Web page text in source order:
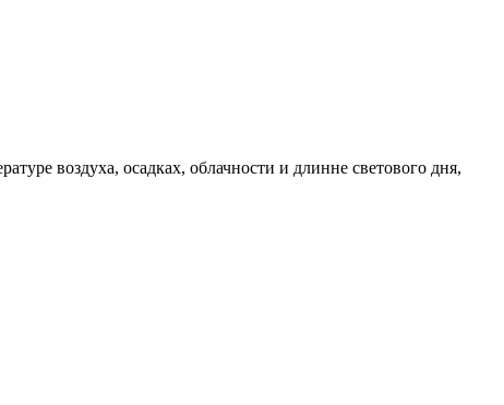
воздуха, осадках, облачности и длинне светового дня,